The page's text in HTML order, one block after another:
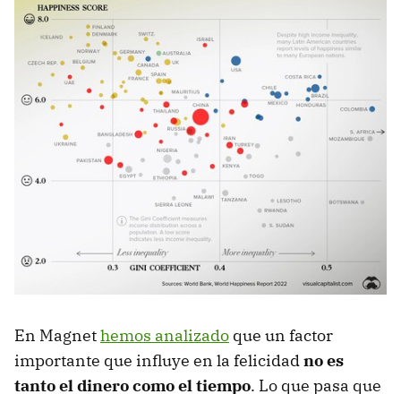
En Magnethemos analizado que un factor
importante que influye en la felicidadno es
tanto el dinero como el tiempo. Lo que pasa que